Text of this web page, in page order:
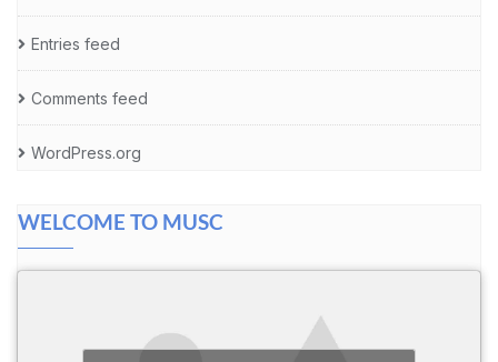
Entries feed
Comments feed
WordPress.org
WELCOME TO MUSC